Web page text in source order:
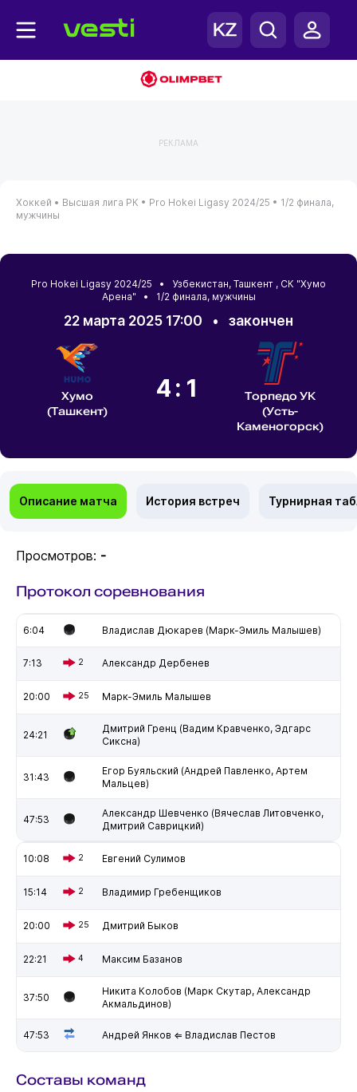
РЕКЛАМА
Хоккей • Высшая лига РК • Pro Hokei Ligasy 2024/25 • 1/2 финала,
мужчины
Pro Hokei Ligasy 2024/25 • Узбекистан, Ташкент , СК "Хумо
Арена" • 1/2 финала, мужчины
22 марта 2025 17:00 • закончен
Хумо
(Ташкент)
4:1
Торпедо УК
(Усть-
Каменогорск)
Описание матча История встреч Турнирная
Просмотров: -
Протокол соревнования
6:04 Владислав Дюкарев (Марк-Эмиль Малышев)
7:13 2 Александр Дербенев
20:00 25 Марк-Эмиль Малышев
24:21
Дмитрий Гренц (Вадим Кравченко, Эдгарс
Сиксна)
31:43
Егор Буяльский (Андрей Павленко, Артем
Мальцев)
47:53
Александр Шевченко (Вячеслав Литовченко,
Дмитрий Саврицкий)
10:08 2 Евгений Сулимов
15:14 2 Владимир Гребенщиков
20:00 25 Дмитрий Быков
22:21 4 Максим Базанов
37:50
Никита Колобов (Марк Скутар, Александр
Акмальдинов)
47:53 Андрей Янков ⇐ Владислав Пестов
Составы команд